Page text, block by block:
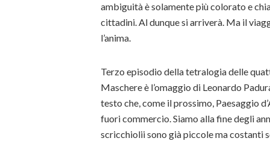
ambiguità è solamente più colorato e
cittadini. Al dunque si arriverà. Ma il
l’anima.
Terzo episodio della tetralogia delle
Maschere è l’omaggio di Leonardo
testo che, come il prossimo, Paesaggio
fuori commercio. Siamo alla fine degli
scricchiolii sono già piccole ma costanti